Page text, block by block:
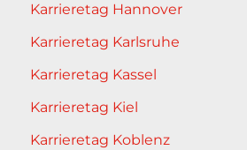
Karrieretag Hannover
Karrieretag Karlsruhe
Karrieretag Kassel
Karrieretag Kiel
Karrieretag Koblenz